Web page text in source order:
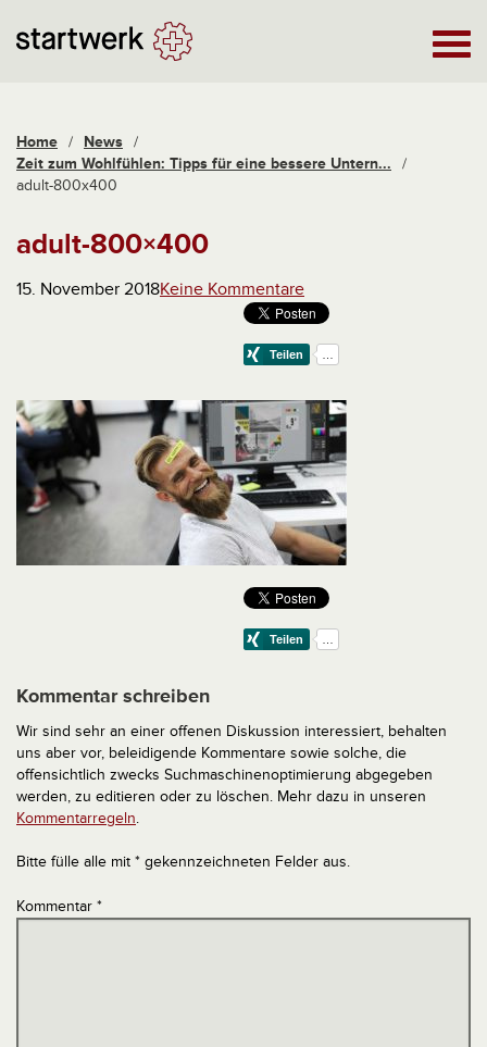
Home / News /
Zeit zum Wohlfühlen: Tipps für eine bessere Untern...
/
adult-800x400
adult-800×400
15. November 2018Keine Kommentare
Kommentar schreiben
Wir sind sehr an einer offenen Diskussion interessiert, behalten
uns aber vor, beleidigende Kommentare sowie solche, die
offensichtlich zwecks Suchmaschinenoptimierung abgegeben
werden, zu editieren oder zu löschen. Mehr dazu in unseren
Kommentarregeln.
Bitte fülle alle mit * gekennzeichneten Felder aus.
Kommentar *